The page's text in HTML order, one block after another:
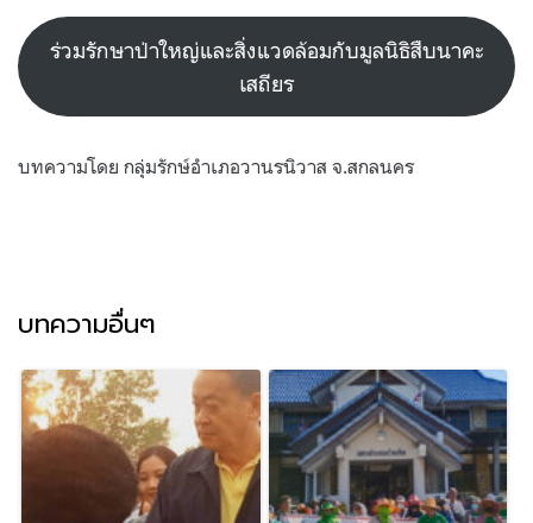
ร่วมรักษาป่าใหญ่และสิ่งแวดล้อมกับมูลนิธิสืบนาคะ
เสถียร
บทความโดย กลุ่มรักษ์อำเภอวานรนิวาส จ.สกลนคร
บทความอื่นๆ